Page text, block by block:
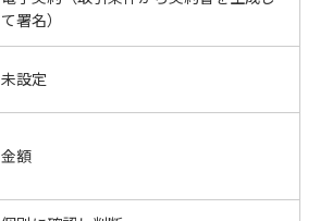
て署名）
未設定
金額